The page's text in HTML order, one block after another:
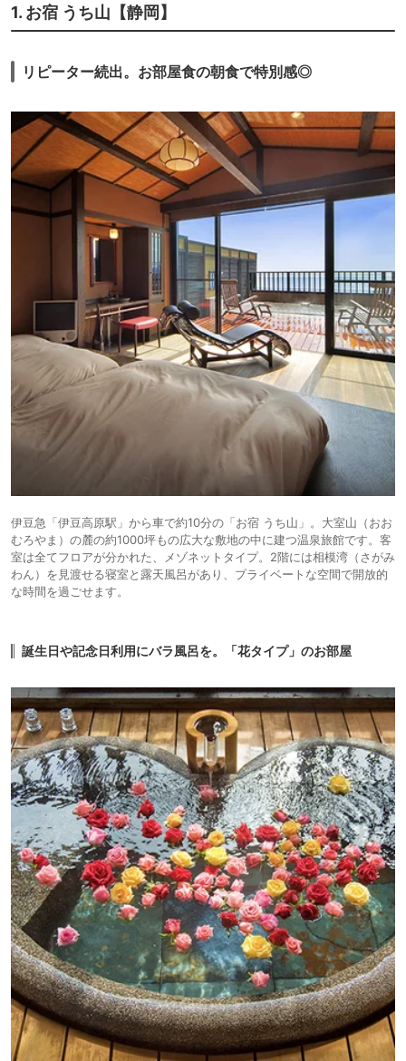
12.島宿真里
icotto 楽天トラベル
13.湯田川温泉 九兵衛
旅館
icotto 楽天トラベル
14.湖畔の温泉宿くに
びき／グランピン
グベース IZUMO
icotto
5,500円〜
楽天トラベル 旅館
15.高千穂 離れの宿 神
隠れ
icotto 楽天トラベル
旅館
指宿温泉 いぶすき
36,300円〜
忘れの里 雅叙苑
icotto
旅館
1. お宿 うち山【静岡】
リピーター続出。お部屋食の朝食で特別感◎
伊豆急「伊豆高原駅」から車で約10分の「お宿 うち山」。大室山（おお
むろやま）の麓の約1000坪もの広大な敷地の中に建つ温泉旅館です。客
室は全てフロアが分かれた、メゾネットタイプ。2階には相模湾（さがみ
わん）を見渡せる寝室と露天風呂があり、プライベートな空間で開放的
な時間を過ごせます。
誕生日や記念日利用にバラ風呂を。「花タイプ」のお部屋